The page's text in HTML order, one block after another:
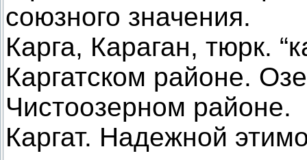
союзного значения.
Карга, Караган, тюрк.
Каргатском районе.
Чистоозерном районе.
Каргат. Надежной